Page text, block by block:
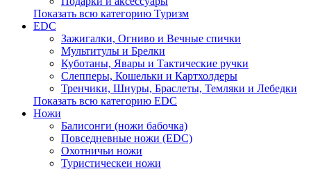
Показать всю категорию Туризм
EDC
Зажигалки, Огниво и Вечные спички
Мультитулы и Брелки
Куботаны, Явары и Тактические ручки
Слепперы, Кошельки и Картхолдеры
Тренчики, Шнуры, Браслеты, Темляки и Лебедки
Показать всю категорию EDC
Ножи
Балисонги (ножи бабочка)
Повседневные ножи (EDC)
Охотничьи ножи
Туристическеи ножи